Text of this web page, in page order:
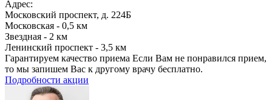
Адрес:
Московский проспект, д. 224Б
Московская - 0,5 км
Звездная - 2 км
Ленинский проспект - 3,5 км
Гарантируем качество приема Если Вам не понравился прием,
то мы запишем Вас к другому врачу бесплатно.
Подробности акции